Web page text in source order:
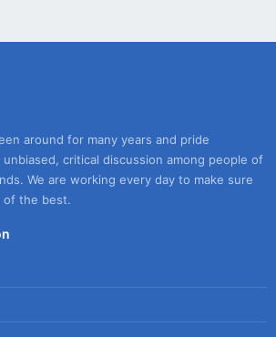
around for many years and pride
critical discussion among people of
We are working every day to make sure
of the best.